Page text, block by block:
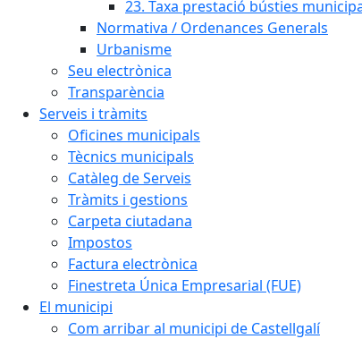
23. Taxa prestació bústies
Normativa / Ordenances Generals
Urbanisme
Seu electrònica
Transparència
Serveis i tràmits
Oficines municipals
Tècnics municipals
Catàleg de Serveis
Tràmits i gestions
Carpeta ciutadana
Impostos
Factura electrònica
Finestreta Única Empresarial (FUE)
El municipi
Com arribar al municipi de Castellgalí